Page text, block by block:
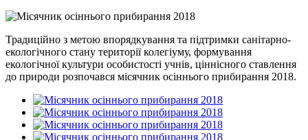
Традиційно з метою впорядкування та підтримки санітарно-
екологічного стану території колегіуму, формування
екологічної культури особистості учнів, ціннісного ставлення
до природи розпочався місячник осіннього прибирання 2018.